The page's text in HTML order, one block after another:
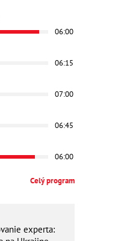
06:00
06:15
07:00
06:45
06:00
Celý program
experta: